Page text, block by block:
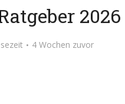
2026
4 Wochen zuvor